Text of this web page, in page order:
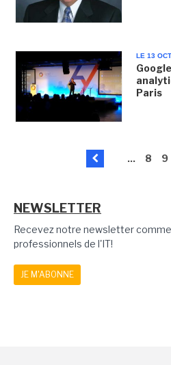
LE 13
Paris
... 8 9
NEWSLETTER
Recevez notre newsletter
professionnels de l'IT!
JE M'ABONNE